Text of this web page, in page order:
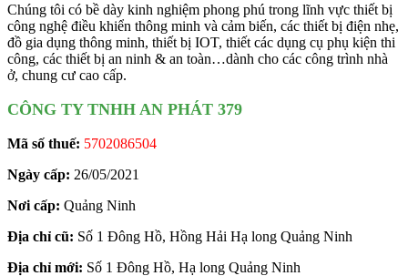
Chúng tôi có bề dày kinh nghiệm phong phú trong lĩnh vực thiết bị
công nghệ điều khiển thông minh và cảm biến, các thiết bị điện nhẹ,
đồ gia dụng thông minh, thiết bị IOT, thiết các dụng cụ phụ kiện thi
công, các thiết bị an ninh & an toàn…dành cho các công trình nhà
ở, chung cư cao cấp.
CÔNG TY TNHH AN PHÁT 379
Mã số thuế: 5702086504
Ngày cấp: 26/05/2021
Nơi cấp: Quảng Ninh
Địa chỉ cũ: Số 1 Đông Hồ, Hồng Hải Hạ long Quảng Ninh
Địa chỉ mới: Số 1 Đông Hồ, Hạ long Quảng Ninh